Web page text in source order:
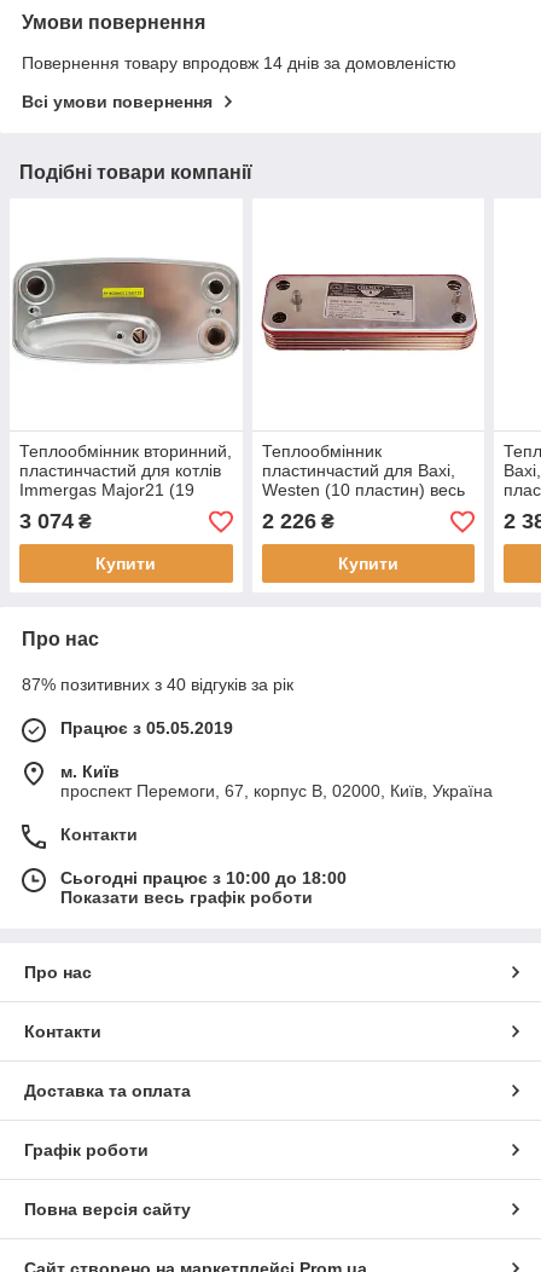
Умови повернення
Повернення товару впродовж 14 днів за домовленістю
Всі умови повернення
Подібні товари компанії
Теплообмінник вторинний,
пластинчастий для котлів
Immergas Major21 (19
пластин)
3 074 ₴
Купити
Теплообмінник
пластинчастий для Baxi,
Westen (10 пластин) весь
модельний ряд
17B2071000
2 226₴
Купити
2
Про нас
87% позитивних з 40 відгуків за рік
Працює з 05.05.2019
м. Київ
проспект Перемоги, 67, корпус В, 02000, Київ, Україна
Контакти
Сьогодні працює з 10:00 до 18:00
Показати весь графік роботи
Про нас
Контакти
Доставка та оплата
Графік роботи
Повна версія сайту